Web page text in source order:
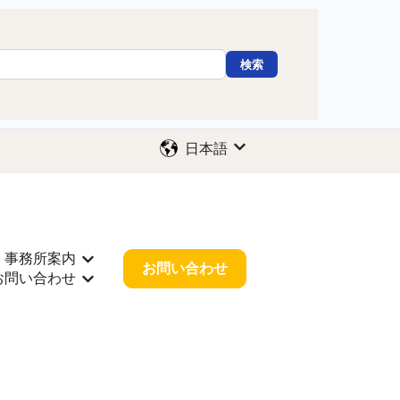
検索
日本語
ポートのサブメニューを表示
事務所案内
事務所案内のサブメニューを表示
報のサブメニューを表示
問い合わせ
お問い合わせのサブメニューを表示
お問い合わせ